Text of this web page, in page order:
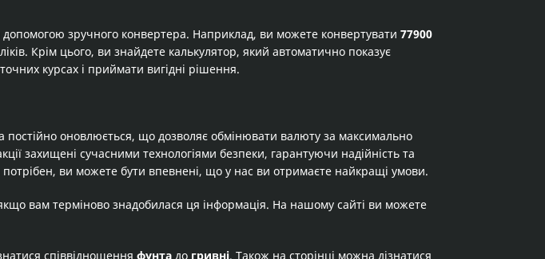
зручного конвертера. Наприклад, ви можете конвертувати 77900
Крім цього, ви знайдете калькулятор, який автоматично показує
курсах і приймати вигідні рішення.
оновлюється, що дозволяє обмінювати валюту за максимально
захищені сучасними технологіями безпеки, гарантуючи надійність та
ви можете бути впевнені, що у нас ви отримаєте найкращі умови.
вам терміново знадобилася ця інформація. На нашому сайті ви можете
співвідношення фунта до гривні. Також на сторінці можна дізнатися